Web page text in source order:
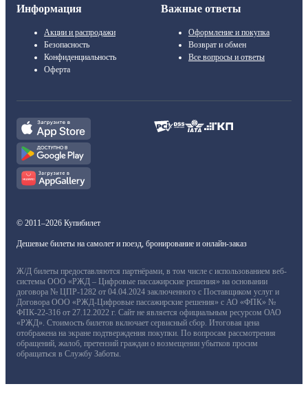
Информация
Акции и распродажи
Безопасность
Конфиденциальность
Оферта
Важные ответы
Оформление и покупка
Возврат и обмен
Все вопросы и ответы
© 2011–2026 Купибилет
Дешевые билеты на самолет и поезд, бронирование и онлайн-заказ
Ж/Д билеты предоставляются партнёрами, в том числе с использованием веб-
системы ООО «РЖД – Цифровые пассажирские решения» на основании
договора № ЦПР-1282 от 04.04.2024 заключенного с Поставщиком услуг и
Договора ООО «РЖД-Цифровые пассажирские решения» с АО «ФПК» №
ФПК-22-316 от 27.12.2022 г. Сайт не является официальным ресурсом ОАО
«РЖД». Стоимость билетов включает сервисный сбор. Итоговая цена
отображена на экране подтверждения покупки. По вопросам рассмотрения
обращений, жалоб, претензий граждан о возмещении убытков просим
обращаться в Службу Заботы.